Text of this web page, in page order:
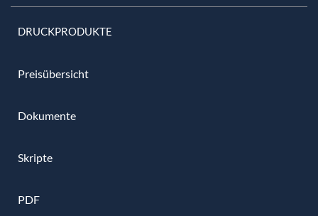
DRUCKPRODUKTE
Preisübersicht
Dokumente
Skripte
PDF